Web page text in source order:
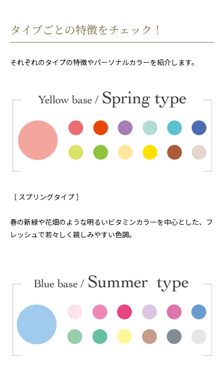
タイプごとの特徴をチェック！
それぞれのタイプの特徴やパーソナルカラーを紹介します。
［ スプリングタイプ ］
春の新緑や花畑のような明るいビタミンカラーを中心とした、フ
レッシュで若々しく親しみやすい色調。